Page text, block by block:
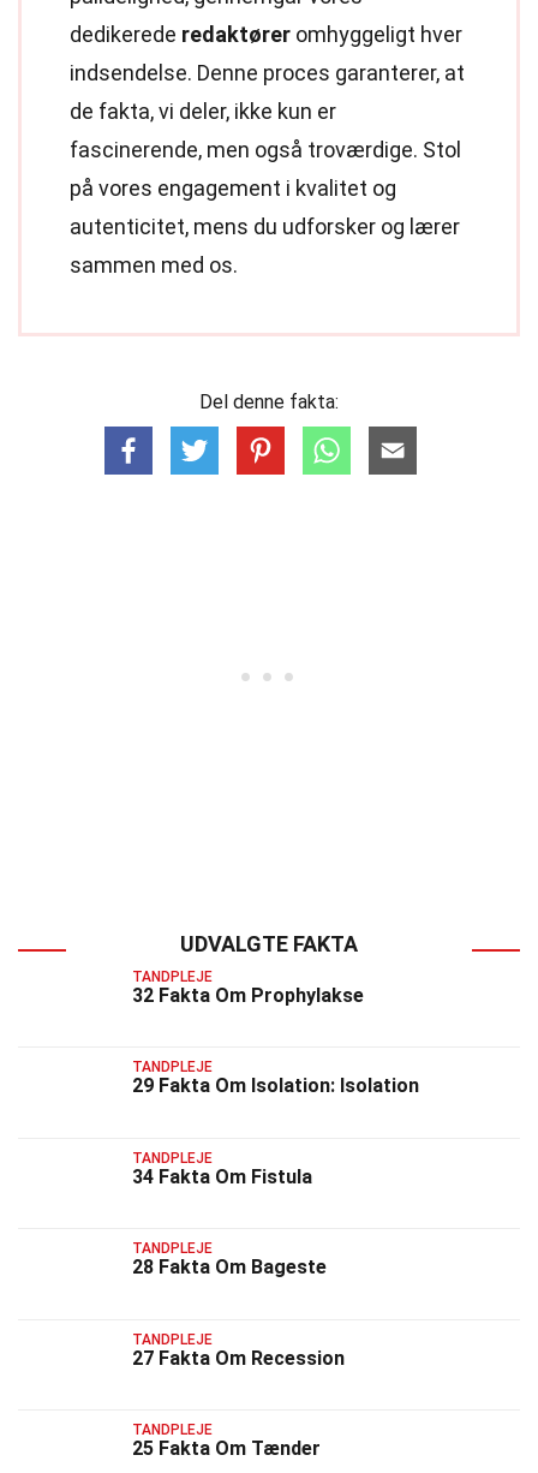
dedikerede redaktører omhyggeligt hver
indsendelse. Denne proces garanterer, at
de fakta, vi deler, ikke kun er
fascinerende, men også troværdige. Stol
på vores engagement i kvalitet og
autenticitet, mens du udforsker og lærer
sammen med os.
Del denne fakta:
UDVALGTE FAKTA
TANDPLEJE
32 Fakta Om Prophylakse
TANDPLEJE
29 Fakta Om Isolation: Isolation
TANDPLEJE
34 Fakta Om Fistula
TANDPLEJE
28 Fakta Om Bageste
TANDPLEJE
27 Fakta Om Recession
TANDPLEJE
25 Fakta Om Tænder